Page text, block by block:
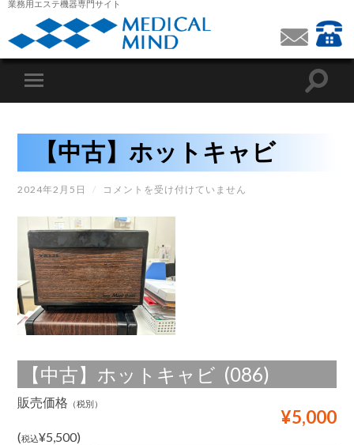
業務用エステ機器専門サイト
【中古】ホットキャビ
2024年2月5日 /
【中
ホ
ッ
ト
キ
ャ
ビ
は
コメントを受け付けていません
【中古】ホットキャビ (086)
販売価格 （税別）
¥5,000
(税込¥5,500)